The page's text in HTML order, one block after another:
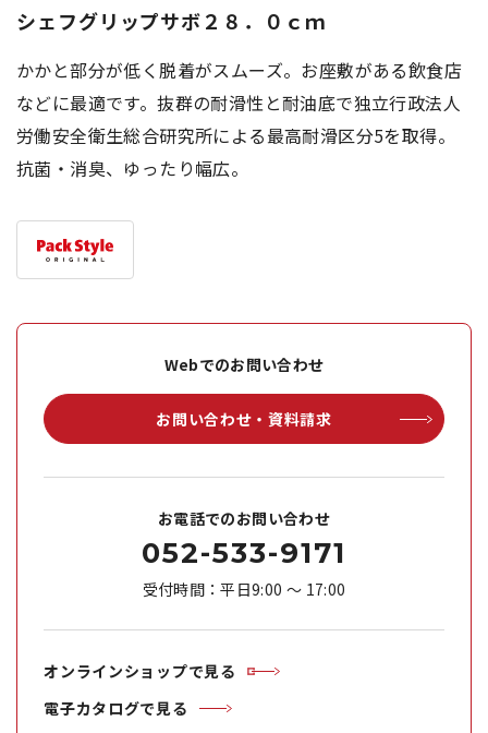
シェフグリップサボ２８．０ｃｍ
かかと部分が低く脱着がスムーズ。お座敷がある飲食店
などに最適です。抜群の耐滑性と耐油底で独立行政法人
労働安全衛生総合研究所による最高耐滑区分5を取得。
抗菌・消臭、ゆったり幅広。
Webでのお問い合わせ
お問い合わせ・資料請求
お電話でのお問い合わせ
052-533-9171
受付時間：平日9:00 ～ 17:00
オンラインショップで見る
電子カタログで見る